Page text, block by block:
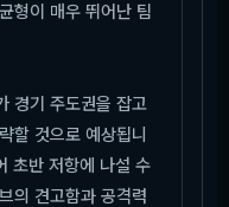
형이 매우 뛰어난 팀
경기 주도권을 잡고
할 것으로 예상됩니
초반 저항에 나설 수
의 견고함과 공격력